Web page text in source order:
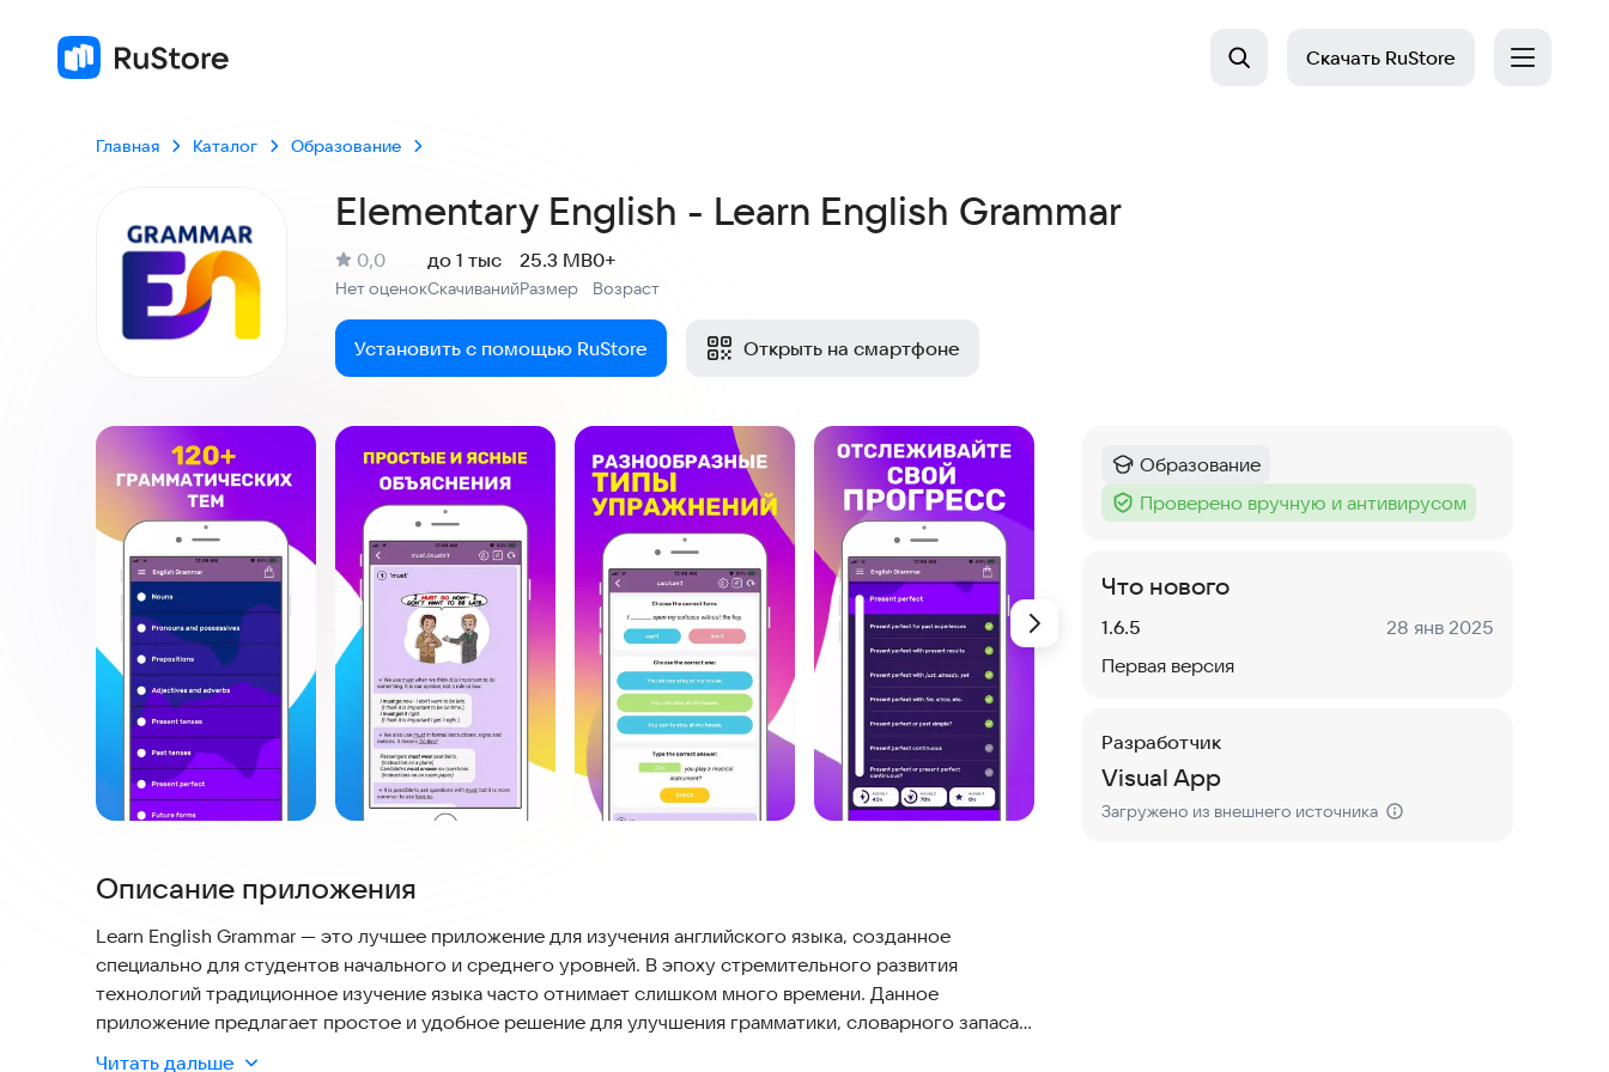
Скачать RuStore
Главная Каталог Образование
Elementary English - Learn English Grammar
Рейтинг:
0,0
Нет оценокСкачиваний
до 1 тыс
Размер
25.3 MB
Возраст
0+
Установить с помощью RuStore Открыть на смартфоне
Скриншоты
Описание приложения
Learn English Grammar — это лучшее приложение для изучения английского языка, созданное
специально для студентов начального и среднего уровней. В эпоху стремительного развития
технологий традиционное изучение языка часто отнимает слишком много времени. Данное
приложение предлагает простое и удобное решение для улучшения грамматики, словарного запаса,
времен, глаголов, знаков препинания, а также навыков аудирования, чтения и разговорной речи.
Читать дальше
Категория:
Образование
Тег :
Проверено вручную и антивирусом
Что нового
Версия:
1.6.5 Дата:
28 янв 2025
Первая версия
Разработчик
Visual App
Загружено из внешнего источника